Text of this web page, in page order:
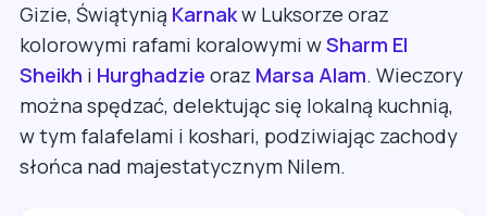
Gizie, Świątynią Karnakw Luksorze oraz
kolorowymi rafami koralowymi wSharm El
Sheikh i Hurghadzie oraz Marsa Alam. Wieczory
można spędzać, delektując się lokalną kuchnią,
w tym falafelami i koshari, podziwiając zachody
słońca nad majestatycznym Nilem.